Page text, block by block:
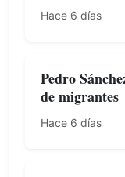
Hace 6 días
Pedro
de migrantes
Hace 6 días